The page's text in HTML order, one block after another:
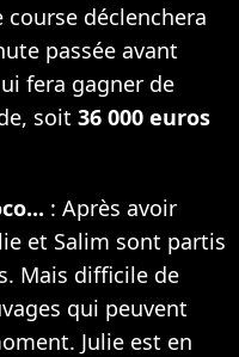
déclenchera
passée avant
fera gagner de
soit 36 000 euros
: Après avoir
et Salim sont partis
Mais difficile de
qui peuvent
Julie est en